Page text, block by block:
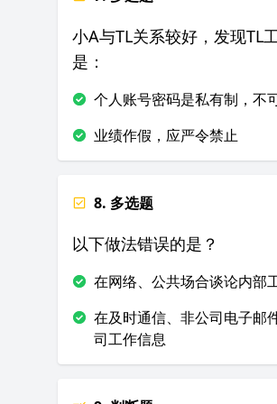
小A与TL关系较好，发现TL
是：
个人账号密码是私有制，不
业绩作假，应严令禁止
8. 多选题
以下做法错误的是？
在网络、公共场合谈论内部
在及时通信、非公司电子邮
司工作信息